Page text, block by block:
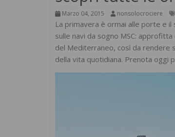
Marzo 04, 2015 nonsolocrociere
La primavera è ormai alle porte e il
sulle navi da sogno MSC:
del Mediterraneo, così da rendere
della vita quotidiana. Prenota oggi